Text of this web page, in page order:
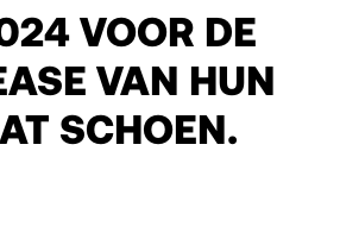
VOOR DE
VAN HUN
SCHOEN.